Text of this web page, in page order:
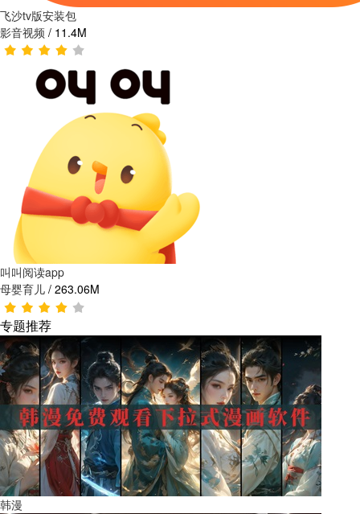
飞沙tv版安装包
影音视频 / 11.4M
叫叫阅读app
母婴育儿 / 263.06M
专题推荐
韩漫